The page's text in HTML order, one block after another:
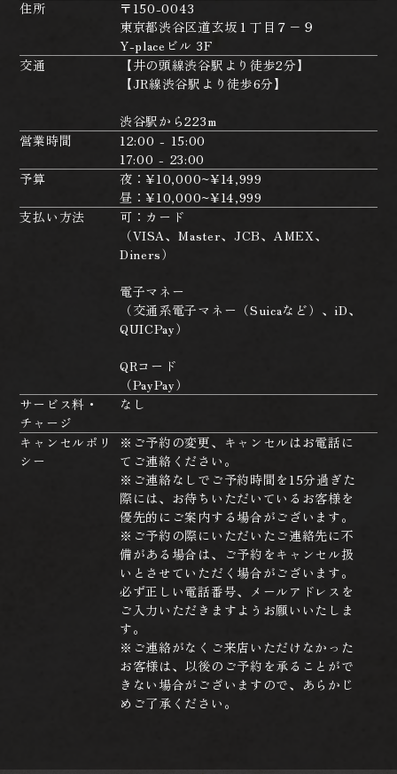
住所
〒150-0043
東京都渋谷区道玄坂１丁目７−９
Y-placeビル 3F
交通
【井の頭線渋谷駅より徒歩2分】
【JR線渋谷駅より徒歩6分】
渋谷駅から223m
営業時間
12:00 - 15:00
17:00 - 23:00
予算
夜：¥10,000~¥14,999
昼：¥10,000~¥14,999
支払い方法
可：カード
（VISA、Master、JCB、AMEX、
Diners）
電子マネー
（交通系電子マネー（Suicaなど）、iD、
QUICPay）
QRコード
（PayPay）
サービス料・
チャージ
なし
キャンセルポリ
シー
※ご予約の変更、キャンセルはお電話に
てご連絡ください。
※ご連絡なしでご予約時間を15分過ぎた
際には、お待ちいただいているお客様を
優先的にご案内する場合がございます。
※ご予約の際にいただいたご連絡先に不
備がある場合は、ご予約をキャンセル扱
いとさせていただく場合がございます。
必ず正しい電話番号、メールアドレスを
ご入力いただきますようお願いいたしま
す。
※ご連絡がなくご来店いただけなかった
お客様は、以後のご予約を承ることがで
きない場合がございますので、あらかじ
めご了承ください。